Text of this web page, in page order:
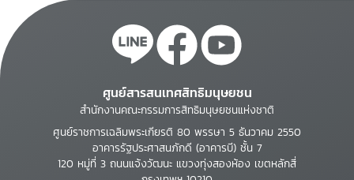
ศูนย์สารสนเทศสิทธิมนุษยชน
สำนักงานคณะกรรมการสิทธิมนุษยชนแห่งชาติ
ศูนย์ราชการเฉลิมพระเกียรติ 80 พรรษา 5 ธันวาคม 2550
อาคารรัฐประศาสนภักดี (อาคารบี) ชั้น 7
120 หมู่ที่ 3 ถนนแจ้งวัฒนะ แขวงทุ่งสองห้อง เขตหลักสี่